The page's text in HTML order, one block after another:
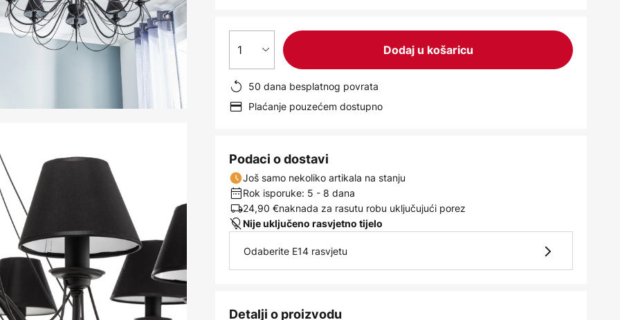
1 Dodaj u košaricu
50 dana besplatnog povrata
Plaćanje pouzećem dostupno
Podaci o dostavi
Još samo nekoliko artikala na stanju
Rok isporuke: 5 - 8 dana
24,90 €naknada za rasutu robu uključujući porez
Nije uključeno rasvjetno tijelo
Odaberite E14 rasvjetu
Detalji o proizvodu